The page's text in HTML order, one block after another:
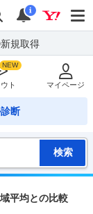
検索
通知
i
規取得
ト マイページ
断
平均との比較